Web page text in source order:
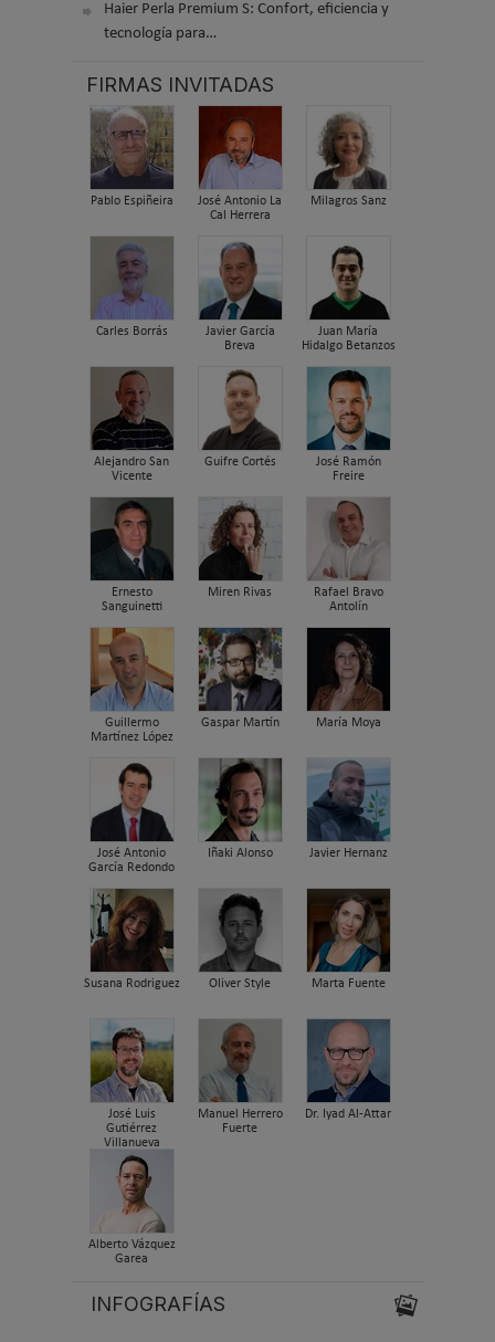
Haier Perla Premium S: Confort, eficiencia y
tecnología para…
FIRMAS INVITADAS
Pablo Espiñeira
José Antonio La
Cal Herrera
Milagros Sanz
Carles Borrás
Javier García
Breva
Juan María
Hidalgo Betanzos
Alejandro San
Vicente
Guifre Cortés
José Ramón
Freire
Ernesto
Sanguinetti
Miren Rivas
Rafael Bravo
Antolín
Guillermo
Martínez López
Gaspar Martín María Moya
José Antonio
García Redondo
Iñaki Alonso Javier Hernanz
Susana Rodriguez Oliver Style Marta Fuente
José Luis
Gutiérrez
Villanueva
Manuel Herrero
Fuerte
Dr. Iyad Al-Attar
Alberto Vázquez
Garea
INFOGRAFÍAS